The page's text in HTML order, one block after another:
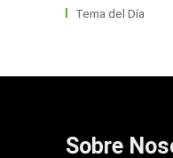
Tema del Día
Sobre